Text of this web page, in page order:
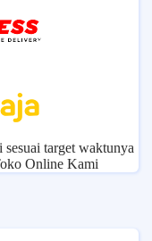
target waktunya
Online Kami